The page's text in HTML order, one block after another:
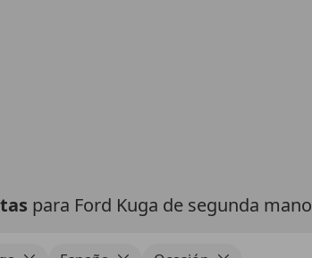
para Ford Kuga de segunda mano